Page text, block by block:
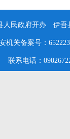
民政府开办 伊吾
关备案号：
系电话：